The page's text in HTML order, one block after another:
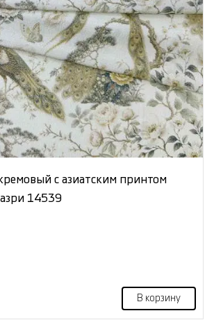
с азиатским принтом
14539
В корзину